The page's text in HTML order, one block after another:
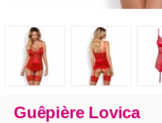
Guêpière Lovica